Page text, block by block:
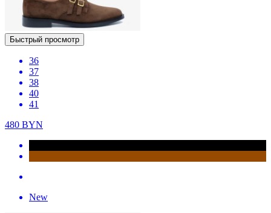
Быстрый просмотр
36
37
38
40
41
480 BYN
New